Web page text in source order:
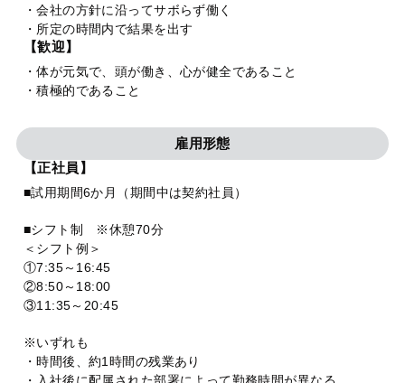
・会社の方針に沿ってサボらず働く
・所定の時間内で結果を出す
【歓迎】
・体が元気で、頭が働き、心が健全であること
・積極的であること
雇用形態
【正社員】
■試用期間6か月（期間中は契約社員）
■シフト制 ※休憩70分
＜シフト例＞
①7:35～16:45
②8:50～18:00
③11:35～20:45
※いずれも
・時間後、約1時間の残業あり